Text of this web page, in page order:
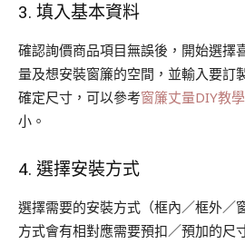
3. 填入基本資料
確認詢價商品項目無誤後，開始選擇
量及想安裝窗簾的空間，並輸入要訂
確定尺寸，可以參考窗簾丈量DIY教學
小。
4. 選擇安裝方式
選擇需要的安裝方式（框內／框外／
方式會有相對應需要預扣／預加的尺